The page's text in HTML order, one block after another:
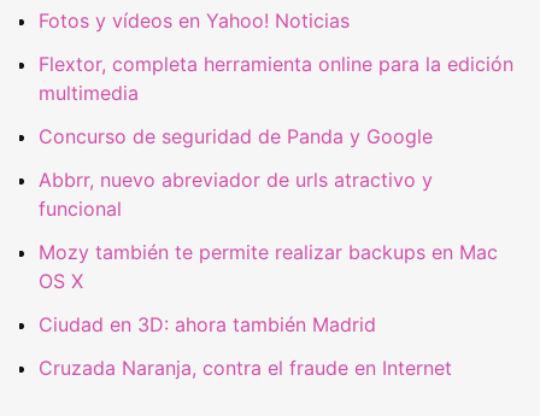
Fotos y vídeos en Yahoo! Noticias
Flextor, completa herramienta online para la edición
multimedia
Concurso de seguridad de Panda y Google
Abbrr, nuevo abreviador de urls atractivo y
funcional
Mozy también te permite realizar backups en Mac
OS X
Ciudad en 3D: ahora también Madrid
Cruzada Naranja, contra el fraude en Internet